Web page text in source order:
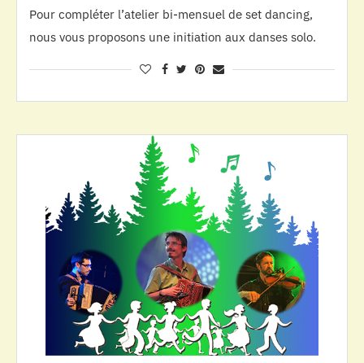
Pour compléter l’atelier bi-mensuel de set dancing,
nous vous proposons une initiation aux danses solo.